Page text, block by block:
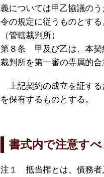
義については甲乙協議の
令の規定に従うものとする
（管轄裁判所）
第８条 甲及び乙は、本
裁判所を第一審の専属的合
上記契約の成立を証する
を保有するものとする。
書式内で注意す
注１ 抵当権とは、債務者